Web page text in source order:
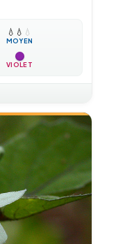
💧 💧 💧
MOYEN
VIOLET